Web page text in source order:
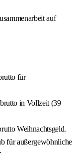
auf
für
in Vollzeit (39
Weihnachtsgeld.
für außergewöhnliche